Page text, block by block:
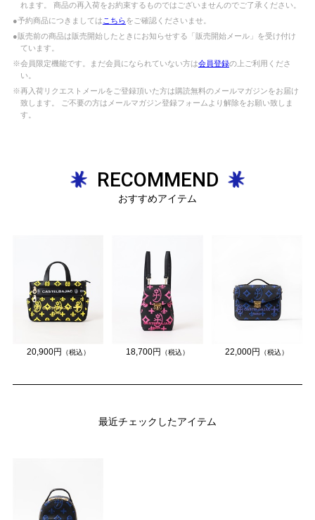
れます。 商品の再入荷をお約束するものではございませんのでご了承ください。
●予約商品につきましては こちらをご確認くださいませ。
●販売前の商品は販売開始したときにお知らせする「販売開始メール」を受け付け
ています。
※会員限定機能です。まだ会員になられていない方は会員登録の上ご利用くださ
い。
※再入荷リクエストメールをご登録頂いた方は購読無料のメールマガジンをお届け
致します。 ご不要の方はメールマガジン登録フォームより解除をお願い致しま
す。
RECOMMEND
おすすめアイテム
20,900円 （税込） 18,700円 （税込） 22,000円 （税込）
最近チェックしたアイテム